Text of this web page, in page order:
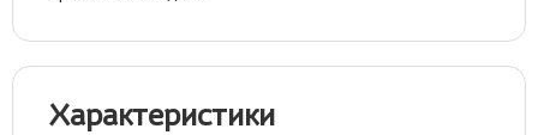
Характеристики